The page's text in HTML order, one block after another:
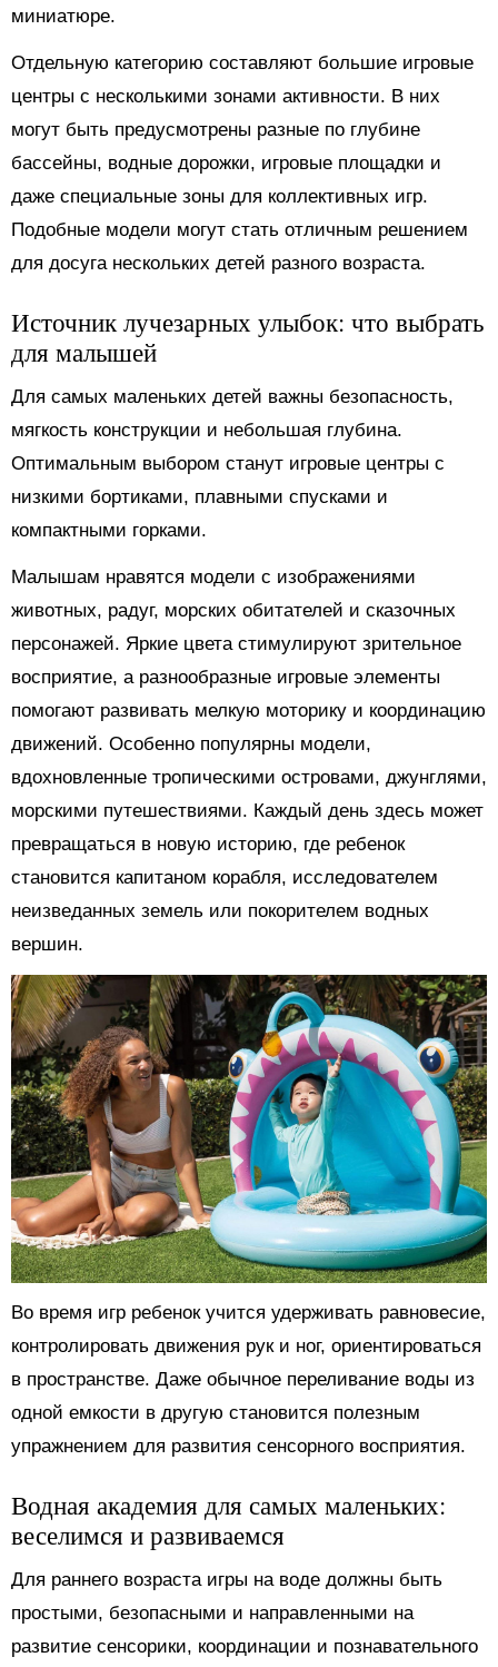
миниатюре.
Отдельную категорию составляют большие игровые
центры с несколькими зонами активности. В них
могут быть предусмотрены разные по глубине
бассейны, водные дорожки, игровые площадки и
даже специальные зоны для коллективных игр.
Подобные модели могут стать отличным решением
для досуга нескольких детей разного возраста.
Источник лучезарных улыбок: что выбрать
для малышей
Для самых маленьких детей важны безопасность,
мягкость конструкции и небольшая глубина.
Оптимальным выбором станут игровые центры с
низкими бортиками, плавными спусками и
компактными горками.
Малышам нравятся модели с изображениями
животных, радуг, морских обитателей и сказочных
персонажей. Яркие цвета стимулируют зрительное
восприятие, а разнообразные игровые элементы
помогают развивать мелкую моторику и координацию
движений. Особенно популярны модели,
вдохновленные тропическими островами, джунглями,
морскими путешествиями. Каждый день здесь может
превращаться в новую историю, где ребенок
становится капитаном корабля, исследователем
неизведанных земель или покорителем водных
вершин.
Во время игр ребенок учится удерживать равновесие,
контролировать движения рук и ног, ориентироваться
в пространстве. Даже обычное переливание воды из
одной емкости в другую становится полезным
упражнением для развития сенсорного восприятия.
Водная академия для самых маленьких:
веселимся и развиваемся
Для раннего возраста игры на воде должны быть
простыми, безопасными и направленными на
развитие сенсорики, координации и познавательного